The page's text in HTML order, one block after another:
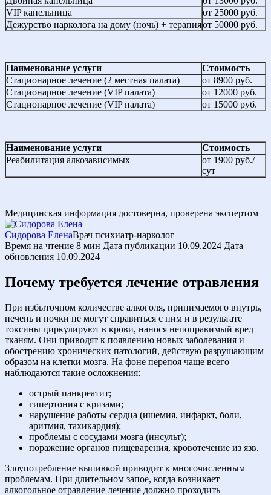
VIP капельница
от 25000 руб.
Дежурство нарколога на дому (ночь) + терапияот 50000 руб.
Наименование услуги
Стоимость
Стационарное лечение (2 местная палата)
от 8900 руб.
Стационарное лечение (VIP палата)
от 12000 руб.
Стационарное лечение (VIP палата)
от 15000 руб.
Наименование услуги
Стоимость
Реабилитация алкозависимых
от 1900 руб./
сут
Медицинская информация достоверна, проверена экспертом
Сидорова ЕленаВрач психиатр-нарколог
Время на чтение 8 мин Дата публикации 10.09.2024 Дата
обновления 10.09.2024
Почему требуется лечение отравления
При избыточном количестве алкоголя, принимаемого внутрь,
печень и почки не могут справиться с ним и в результате
токсины циркулируют в крови, нанося непоправимый вред
тканям. Они приводят к появлению новых заболевания и
обострению хронических патологий, действую разрушающим
образом на клетки мозга. На фоне перепоя чаще всего
наблюдаются такие осложнения:
острый панкреатит;
гипертония с кризами;
нарушение работы сердца (ишемия, инфаркт, боли,
аритмия, тахикардия);
проблемы с сосудами мозга (инсульт);
поражение органов пищеварения, кровотечение из язв.
Злоупотребление выпивкой приводит к многочисленным
проблемам. При длительном запое, когда возникает
алкогольное отравление лечение должно проходить